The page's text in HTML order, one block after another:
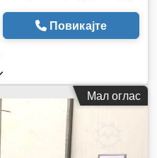
Повикајте
Мал оглас